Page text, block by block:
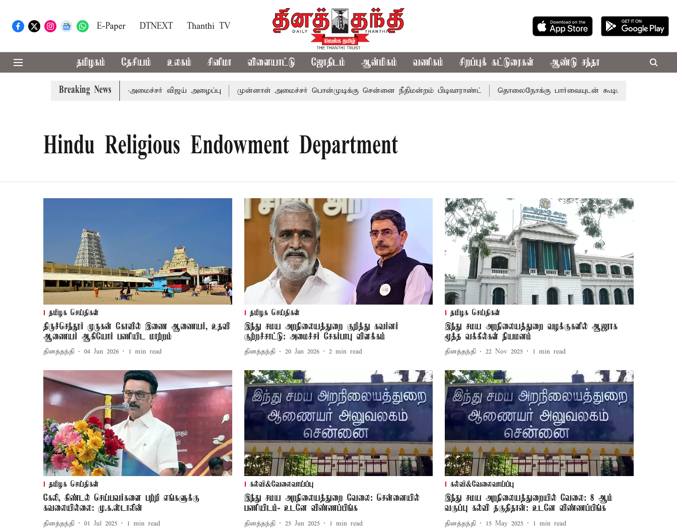
E-Paper DTNEXT Thanthi TV
தமிழகம் தேசியம் உலகம் சினிமா விளையாட்டு ஜோதிடம் ஆன்மிகம் வணிகம் சிறப்புக் கட்டுரைகள் ஆண்டு சந்தா
Breaking News
கூட்டத்துக்கு முதல்-அமைச்சர் விஜய் அழைப்பு முன்னாள் அமைச்சர் பொன்முடிக்கு சென்னை நீதிமன்றம் பிடிவாராண்ட் தொலைநோக்கு பார்வையுடன் கூடிய வேளாண் பட்ஜெட்:
Hindu Religious Endowment Department
தமிழக செய்திகள்
திருச்செந்தூர் முருகன் கோவில் இணை ஆணையர், உதவி
ஆணையர் ஆகியோர் பணியிட மாற்றம்
தினத்தந்தி 04 Jun 2026 1 min read
தமிழக செய்திகள்
இந்து சமய அறநிலையத்துறை குறித்து கவர்னர்
குற்றச்சாட்டு: அமைச்சர் சேகர்பாபு விளக்கம்
தினத்தந்தி 20 Jan 2026 2 min read
தமிழக செய்திகள்
இந்து சமய அறநிலையத்துறை வழக்குகளில் ஆஜராக
மூத்த வக்கீல்கள் நியமனம்
தினத்தந்தி 22 Nov 2025 1 min read
தமிழக செய்திகள்
கேலி, கிண்டல் செய்பவர்களை பற்றி எங்களுக்கு
கவலையில்லை: மு.க.ஸ்டாலின்
தினத்தந்தி 01 Jul 2025 1 min read
கல்வி&வேலைவாய்ப்பு
இந்து சமய அறநிலையத்துறை வேலை: சென்னையில்
பணியிடம்- உடனே விண்ணப்பிங்க
தினத்தந்தி 25 Jun 2025 1 min read
கல்வி&வேலைவாய்ப்பு
இந்து சமய அறநிலையத்துறையில் வேலை: 8 ஆம்
வகுப்பு கல்வி தகுதிதான்: உடனே விண்ணப்பிங்க
தினத்தந்தி 15 May 2025 1 min read